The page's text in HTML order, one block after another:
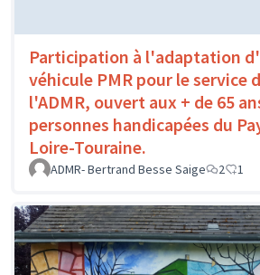
Participation à l'adaptation
véhicule PMR pour le service
l'ADMR, ouvert aux + de 65
personnes handicapées du
Loire-Touraine.
ADMR- Bertrand Besse Saige 2 1